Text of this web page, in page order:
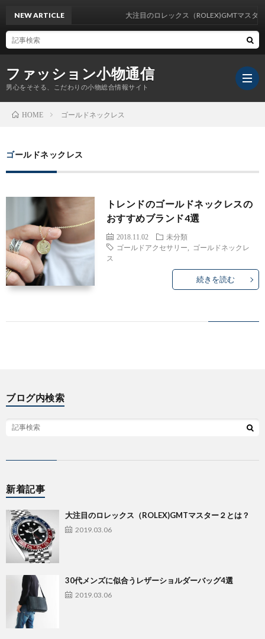
ファッション小物通信
男心をそそる、こだわりの小物総合情報サイト
NEW ARTICLE 大注目のロレックス（ROLEX)GMTマスター２
HOME ゴールドネックレス
ゴールドネックレス
トレンドのゴールドネックレスの
おすすめブランド4選
2018.11.02
未分類
ゴールドアクセサリー
ゴールドネックレ
ス
続きを読む
ブログ内検索
新着記事
大注目のロレックス（ROLEX)GMTマスター２とは？
2019.03.06
30代メンズに似合うレザーショルダーバッグ4選
2019.03.06